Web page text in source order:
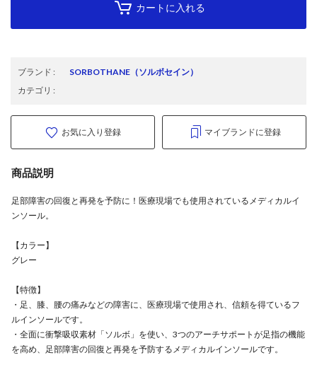
カートに入れる
ブランド : SORBOTHANE （ソルボセイン）
カテゴリ :
お気に入り登録 マイブランドに登録
商品説明
足部障害の回復と再発を予防に！医療現場でも使用されているメディカルイ
ンソール。
【カラー】
グレー
【特徴】
・足、膝、腰の痛みなどの障害に、医療現場で使用され、信頼を得ているフ
ルインソールです。
・全面に衝撃吸収素材「ソルボ」を使い、3つのアーチサポートが足指の機能
を高め、足部障害の回復と再発を予防するメディカルインソールです。